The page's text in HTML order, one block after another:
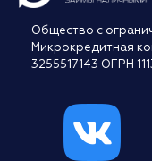
Общество с
Микрокредитная
3255517143 ОГРН